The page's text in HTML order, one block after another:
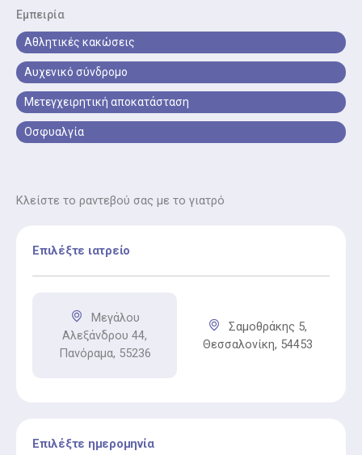
Εμπειρία
Αθλητικές κακώσεις
Αυχενικό σύνδρομο
Μετεγχειρητική αποκατάσταση
Οσφυαλγία
στη σωστή στάση και εργονομία για πρόληψη
μυοσκελετικών πόνων.
Κλείστε το ραντεβού σας με το γιατρό
Επιλέξτε ιατρείο
Μεγάλου
Αλεξάνδρου 44,
Πανόραμα, 55236
Σαμοθράκης 5,
Θεσσαλονίκη, 54453
Επιλέξτε ημερομηνία